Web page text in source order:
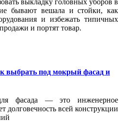
выкладку головных уборов в
бывают вешала и стойки, как
и избежать типичных
и портят товар.
выбрать под мокрый фасад и
фасада — это инженерное
долговечность всей конструкции